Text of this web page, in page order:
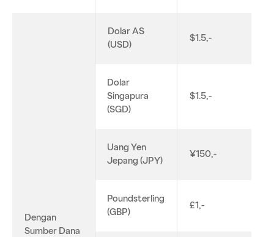
Dengan
Sumber Dana
Dolar AS
(USD)
$1.5,-
Dolar
Singapura
(SGD)
$1.5,-
Uang Yen
Jepang (JPY)
¥150,-
Poundsterling
(GBP)
£1,-